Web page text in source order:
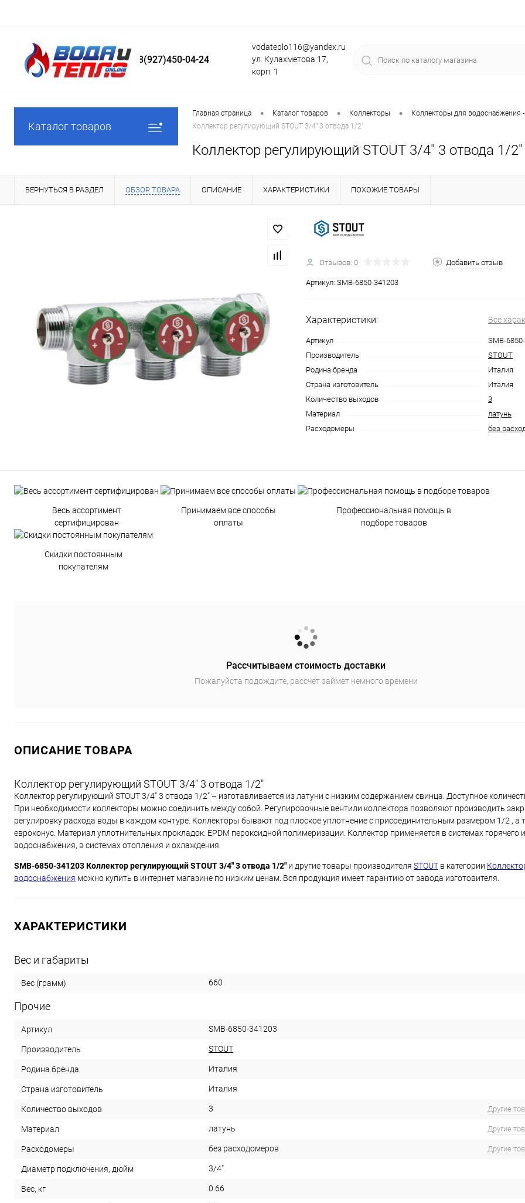
8(927)450-04-24
vodateplo116@yandex.ru
ул. Кулахметова 17,
корп. 1
Каталог товаров
Главная страница • Каталог товаров • Коллекторы • Коллекторы для водоснабжения
Коллектор регулирующий STOUT 3/4" 3 отвода 1/2"
Коллектор регулирующий STOUT 3/4" 3 отвода 1/2"
ВЕРНУТЬСЯ В РАЗДЕЛ ОБЗОР ТОВАРА ОПИСАНИЕ ХАРАКТЕРИСТИКИ ПОХОЖИЕ ТОВАРЫ
Отзывов: 0 Добавить отзыв
Артикул: SMB-6850-341203
Характеристики: Все
Артикул
SMB-
Производитель
STOUT
Родина бренда
Италия
Страна изготовитель
Италия
Количество выходов
3
Материал
латунь
Расходомеры
без
Весь ассортимент
сертифицирован
Принимаем все способы
оплаты
Профессиональная помощь в
подборе товаров
Скидки постоянным
покупателям
Рассчитываем стоимость доставки
Пожалуйста подождите, рассчет займет немного времени
ОПИСАНИЕ ТОВАРА
Коллектор регулирующий STOUT 3/4" 3 отвода 1/2"
Коллектор регулирующий STOUT 3/4" 3 отвода 1/2" – изготавливается из латуни с низким содержанием свинца. Доступное
При необходимости коллекторы можно соединить между собой. Регулировочные вентили коллектора позволяют производить
регулировку расхода воды в каждом контуре. Коллекторы бывают под плоское уплотнение с присоединительным размером 1/2 , а
евроконус. Материал уплотнительных прокладок: EPDM пероксидной полимеризации. Коллектор применяется в системах горячего
водоснабжения, в системах отопления и охлаждения.
SMB-6850-341203 Коллектор регулирующий STOUT 3/4" 3 отвода 1/2" и другие товары производителя STOUT в категории
водоснабжения можно купить в интернет магазине по низким ценам. Вся продукция имеет гарантию от завода изготовителя.
ХАРАКТЕРИСТИКИ
Вес и габариты
Вес (грамм) 660
Прочие
Артикул SMB-6850-341203
Производитель STOUT
Родина бренда Италия
Страна изготовитель Италия
Количество выходов 3 Другие
Материал латунь Другие
Расходомеры без расходомеров Другие
Диаметр подключения, дюйм 3/4"
Вес, кг 0.66